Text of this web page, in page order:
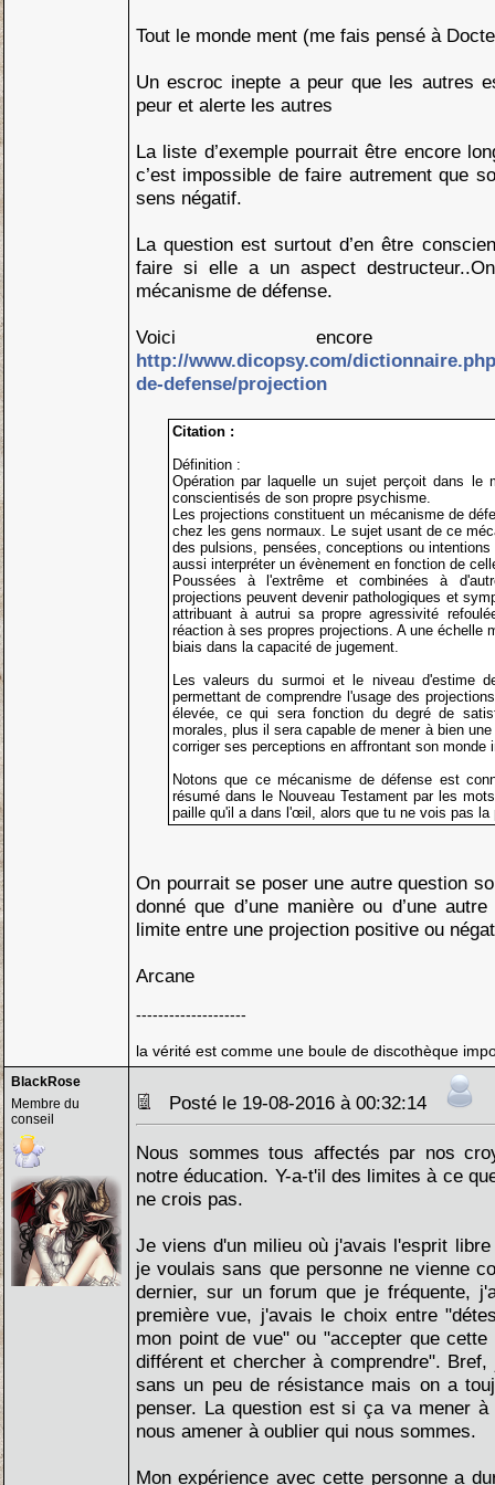
Tout le monde ment (me fais pensé à
Un escroc inepte a peur que les autres
peur et alerte les autres
La liste d’exemple pourrait être encore
c’est impossible de faire autrement que
sens négatif.
La question est surtout d’en être
faire si elle a un aspect
mécanisme de défense.
Voici encore
http://www.dicopsy.com/
de-defense/projection
Citation :
Définition :
Opération par laquelle un sujet perçoit dans le
conscientisés de son propre psychisme.
Les projections constituent un mécanisme de
chez les gens normaux. Le sujet usant de ce
des pulsions, pensées, conceptions ou
aussi interpréter un évènement en fonction de
Poussées à l'extrême et combinées à
projections peuvent devenir pathologiques et
attribuant à autrui sa propre agressivité
réaction à ses propres projections. A une échelle
biais dans la capacité de jugement.
Les valeurs du surmoi et le niveau d'estime
permettant de comprendre l'usage des
élevée, ce qui sera fonction du degré de
morales, plus il sera capable de mener à bien
corriger ses perceptions en affrontant son monde
Notons que ce mécanisme de défense est
résumé dans le Nouveau Testament par les
paille qu'il a dans l'œil, alors que tu ne vois pas la
On pourrait se poser une autre question
donné que d’une manière ou d’une
limite entre une projection positive ou
Arcane
--------------------
la vérité est comme une boule de discothèque
BlackRose
Membre du
conseil
Posté le 19-08-2016 à 00:32:14
Nous sommes tous affectés par nos
notre éducation. Y-a-t'il des limites à ce
ne crois pas.
Je viens d'un milieu où j'avais l'esprit
je voulais sans que personne ne vienne
dernier, sur un forum que je fréquente,
première vue, j'avais le choix entre
mon point de vue" ou "accepter que
différent et chercher à comprendre".
sans un peu de résistance mais on a
penser. La question est si ça va mener
nous amener à oublier qui nous sommes.
Mon expérience avec cette personne a